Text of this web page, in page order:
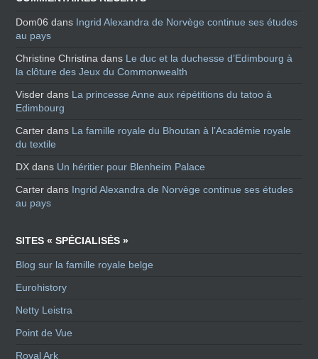
Dom06 dans Ingrid Alexandra de Norvège continue ses études
au pays
Christine Christina dans Le duc et la duchesse d’Edimbourg à
la clôture des Jeux du Commonwealth
Visder dans La princesse Anne aux répétitions du tatoo à
Edimbourg
Carter dans La famille royale du Bhoutan à l’Académie royale
du textile
DX dans Un héritier pour Blenheim Palace
Carter dans Ingrid Alexandra de Norvège continue ses études
au pays
SITES « SPÉCIALISÉS »
Blog sur la famille royale belge
Eurohistory
Netty Leistra
Point de Vue
Royal Ark